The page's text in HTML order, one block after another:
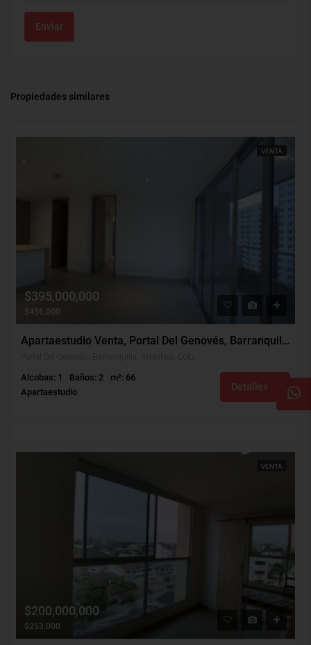
Enviar
Propiedades similares
VENTA
$395,000,000
$456,000
Apartaestudio Venta, Portal Del Genovés, Barranquilla (30702)
Alcobas: 1 Baños: 2
m²: 66
Apartaestudio
Detalles
VENTA
$200,000,000
$253,000